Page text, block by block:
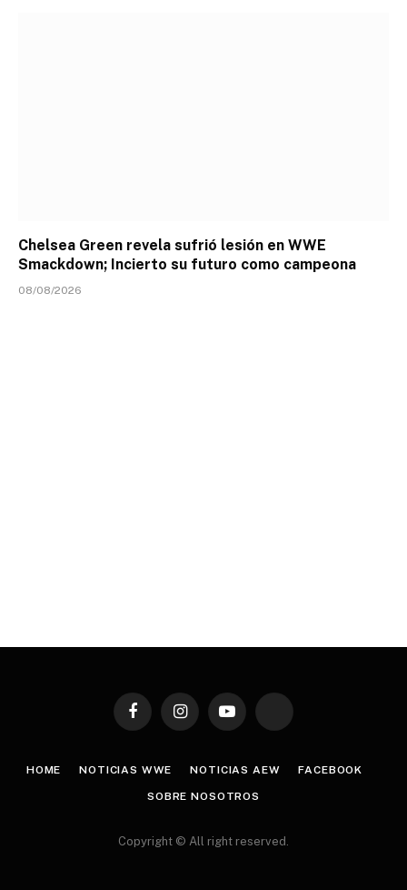
Chelsea Green revela sufrió lesión en WWE
Smackdown; Incierto su futuro como campeona
08/08/2026
FacebookInstagramYouTube TikTok
HOME NOTICIAS WWE NOTICIAS AEW FACEBOOK
SOBRE NOSOTROS
Copyright © All right reserved.